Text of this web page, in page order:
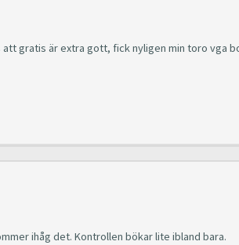
gratis är extra gott, fick nyligen min toro vga
ihåg det. Kontrollen bökar lite ibland bara.